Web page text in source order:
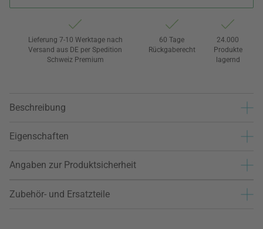
Lieferung 7-10 Werktage nach
Versand aus DE per Spedition
Schweiz Premium
60 Tage
Rückgaberecht
24.000
Produkte
lagernd
Beschreibung
Eigenschaften
Angaben zur Produktsicherheit
Zubehör- und Ersatzteile